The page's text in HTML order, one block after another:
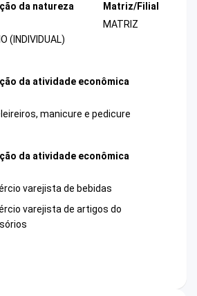
da natureza
(INDIVIDUAL)
Matriz/Filial
MATRIZ
da atividade econômica
manicure e pedicure
da atividade econômica
varejista de bebidas
varejista de artigos do